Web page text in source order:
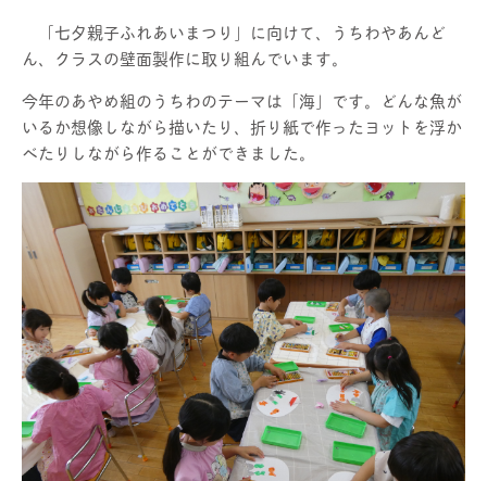
「七夕親子ふれあいまつり」に向けて、うちわやあんど
ん、クラスの壁面製作に取り組んでいます。
今年のあやめ組のうちわのテーマは「海」です。どんな魚が
いるか想像しながら描いたり、折り紙で作ったヨットを浮か
べたりしながら作ることができました。